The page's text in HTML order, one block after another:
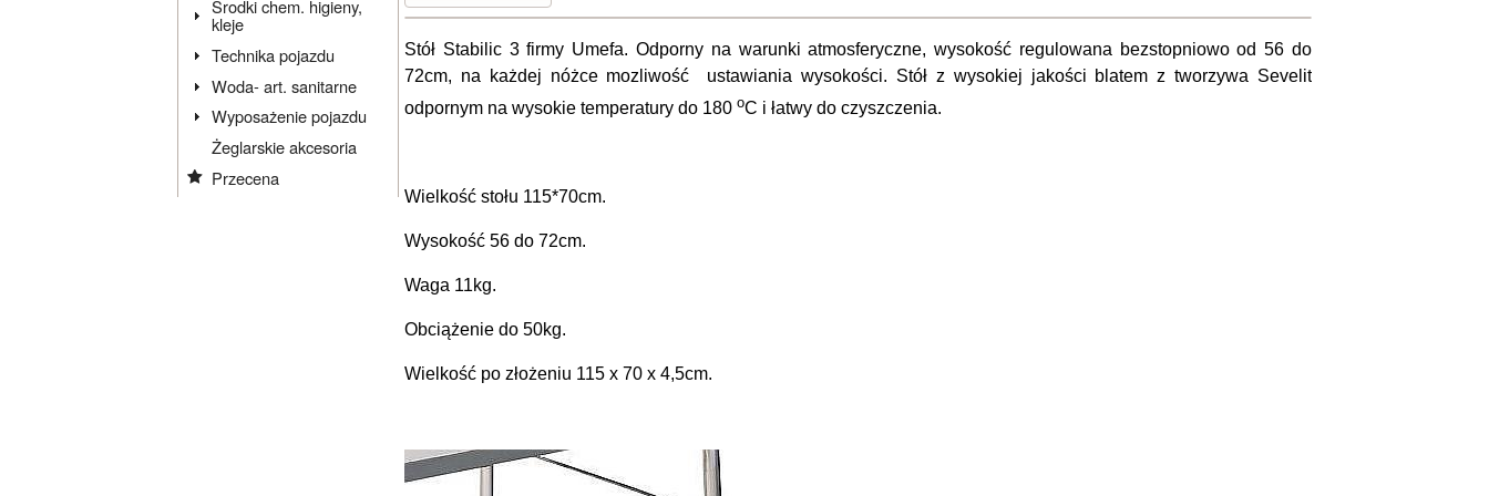
Środki chem. higieny,
kleje
Technika pojazdu
Woda- art. sanitarne
Wyposażenie pojazdu
Żeglarskie akcesoria
Przecena
Stół Stabilic 3 firmy Umefa. Odporny na warunki atmosferyczne, wysokość regulowana bezstopniowo od 56 do
72cm, na każdej nóżce mozliwość ustawiania wysokości. Stół z wysokiej jakości blatem z tworzywa Sevelit
odpornym na wysokie temperatury do 180 oC i łatwy do czyszczenia.
Wielkość stołu 115*70cm.
Wysokość 56 do 72cm.
Waga 11kg.
Obciążenie do 50kg.
Wielkość po złożeniu 115 x 70 x 4,5cm.